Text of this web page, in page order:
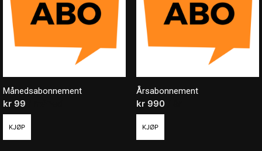
Månedsabonnement
kr 99
KJØP
Årsabonnement
kr990
KJØP